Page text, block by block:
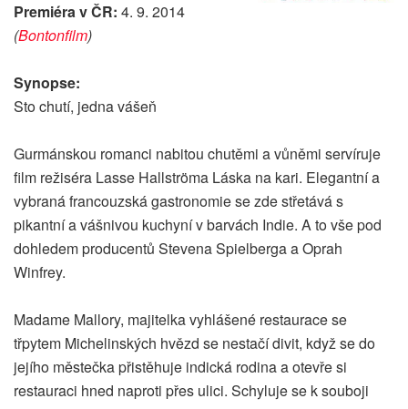
Premiéra v ČR: 4. 9. 2014
(Bontonfilm)
Synopse:
Sto chutí, jedna vášeň
Gurmánskou romanci nabitou chutěmi a vůněmi servíruje
film režiséra Lasse Hallströma Láska na kari. Elegantní a
vybraná francouzská gastronomie se zde střetává s
pikantní a vášnivou kuchyní v barvách Indie. A to vše pod
dohledem producentů Stevena Spielberga a Oprah
Winfrey.
Madame Mallory, majitelka vyhlášené restaurace se
třpytem Michelinských hvězd se nestačí divit, když se do
jejího městečka přistěhuje indická rodina a otevře si
restauraci hned naproti přes ulici. Schyluje se k souboji